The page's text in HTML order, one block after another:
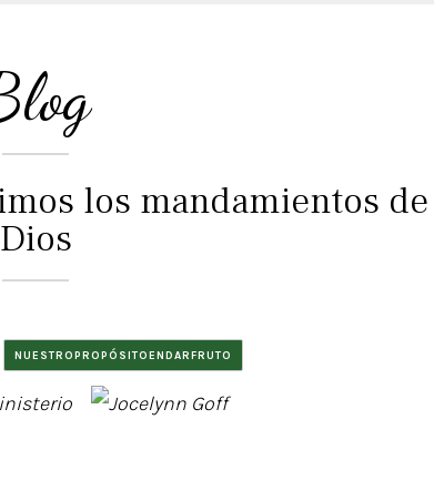
los mandamientos de
Dios
NUESTROPROPÓSITOENDARFRUTO